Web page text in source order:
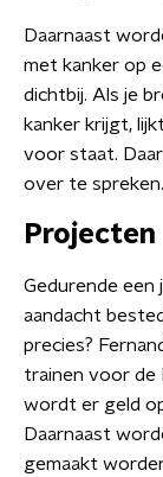
Daarnaast
met kanker op
dichtbij. Als je
kanker krijgt,
voor staat.
over te spreken.
Projecten
Gedurende een
aandacht
precies?
trainen voor de
wordt er geld
Daarnaast
gemaakt